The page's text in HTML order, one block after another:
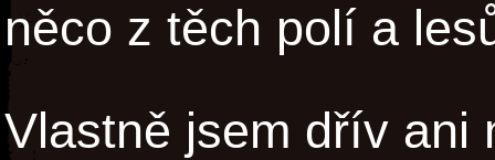
něco z těch polí a
Vlastně jsem dřív ani